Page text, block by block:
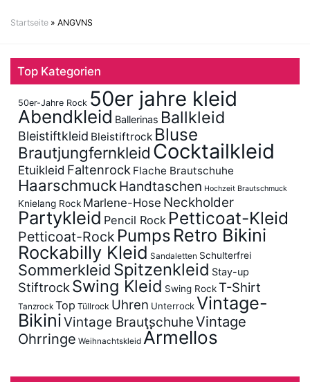
Startseite » ANGVNS
Top Kategorien
50er-Jahre Rock 50er jahre kleid
Abendkleid Ballerinas Ballkleid
Bleistiftkleid Bleistiftrock Bluse
Brautjungfernkleid Cocktailkleid
Etuikleid Faltenrock Flache Brautschuhe
Haarschmuck Handtaschen Hochzeit Brautschmuck
Knielang Rock Marlene-Hose Neckholder
Partykleid Pencil Rock Petticoat-Kleid
Petticoat-Rock Pumps Retro Bikini
Rockabilly Kleid Sandaletten Schulterfrei
Sommerkleid Spitzenkleid Stay-up
Stiftrock Swing Kleid Swing RockT-Shirt
Tanzrock Top Tüllrock Uhren UnterrockVintage-
BikiniVintage BrautschuheVintage
Ohrringe Weihnachtskleid Ärmellos